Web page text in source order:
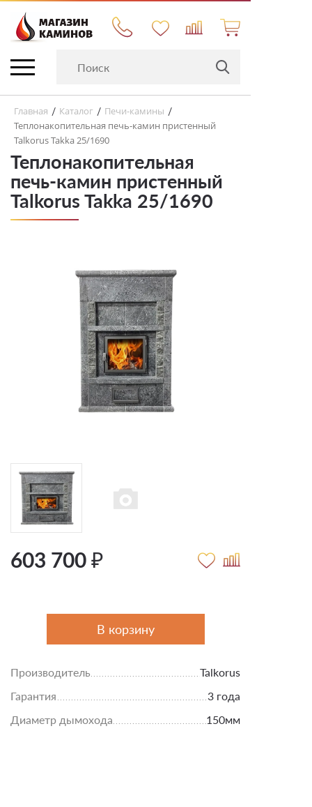
Главная / Каталог / Печи-камины /
Теплонакопительная печь-камин пристенный
Talkorus Takka 25/1690
Теплонакопительная
печь-камин пристенный
Talkorus Takka 25/1690
603 700 ₽
В корзину
Производитель
Talkorus
Гарантия
3 года
Диаметр дымохода
150мм